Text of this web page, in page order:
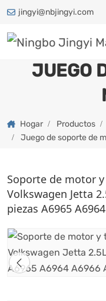
jingyi@nbjingyi.com
JUEGO
Hogar Productos
Juego de soporte de
Soporte de motor
Volkswagen Jetta
piezas A6965